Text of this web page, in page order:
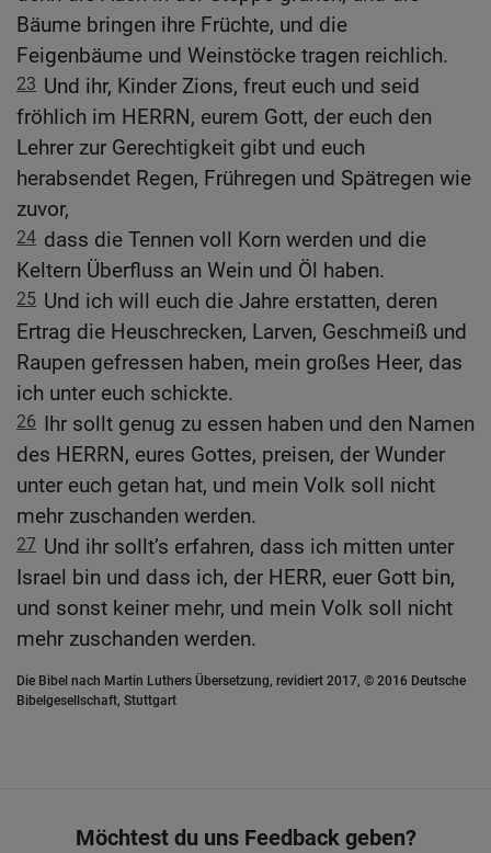
Bäume bringen ihre Früchte, und die
Feigenbäume und Weinstöcke tragen reichlich.
23 Und ihr, Kinder Zions, freut euch und seid
fröhlich im HERRN, eurem Gott, der euch den
Lehrer zur Gerechtigkeit gibt und euch
herabsendet Regen, Frühregen und Spätregen wie
zuvor,
24 dass die Tennen voll Korn werden und die
Keltern Überfluss an Wein und Öl haben.
25 Und ich will euch die Jahre erstatten, deren
Ertrag die Heuschrecken, Larven, Geschmeiß und
Raupen gefressen haben, mein großes Heer, das
ich unter euch schickte.
26 Ihr sollt genug zu essen haben und den Namen
des HERRN, eures Gottes, preisen, der Wunder
unter euch getan hat, und mein Volk soll nicht
mehr zuschanden werden.
27 Und ihr sollt’s erfahren, dass ich mitten unter
Israel bin und dass ich, der HERR, euer Gott bin,
und sonst keiner mehr, und mein Volk soll nicht
mehr zuschanden werden.
Die Bibel nach Martin Luthers Übersetzung, revidiert 2017, © 2016 Deutsche
Bibelgesellschaft, Stuttgart
Möchtest du uns Feedback geben?